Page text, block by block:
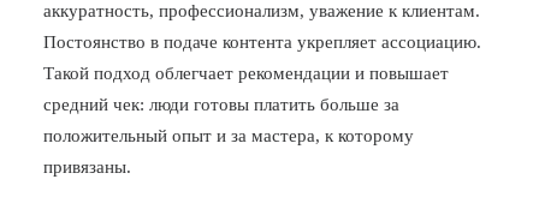
аккуратность, профессионализм, уважение к клиентам.
Постоянство в подаче контента укрепляет ассоциацию.
Такой подход облегчает рекомендации и повышает
средний чек: люди готовы платить больше за
положительный опыт и за мастера, к которому
привязаны.